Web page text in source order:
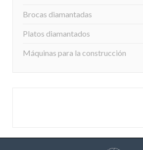
Brocas diamantadas
Platos diamantados
Máquinas para la construcción